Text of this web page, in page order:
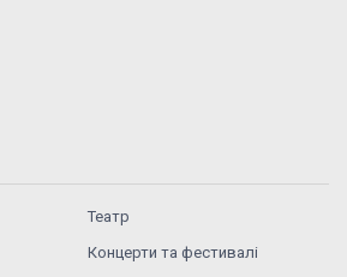
Театр
Концерти та фестивалі